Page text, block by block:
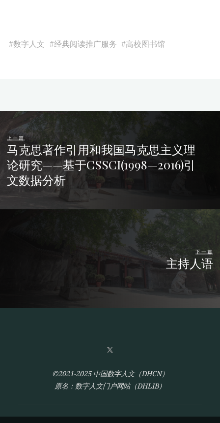
#数字人文 #经典阅读推广服务 #高校图书馆
上一篇
马克思著作引用和我国马克思主义理
论研究——基于CSSCI(1998—2016)引
文数据分析
下一篇
主持人语
©2021-2025 中国数字人文（DHCN）
原名：数字人文门户网站（DHLIB）